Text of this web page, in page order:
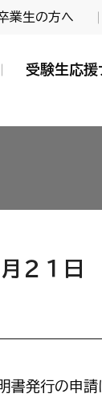
業生の方へ
受験生応援
２１日
発行の申請